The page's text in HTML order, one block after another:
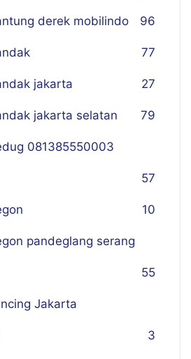
derek mobilindo 96
77
jakarta 27
jakarta selatan 79
081385550003
57
10
pandeglang serang
55
Jakarta
3